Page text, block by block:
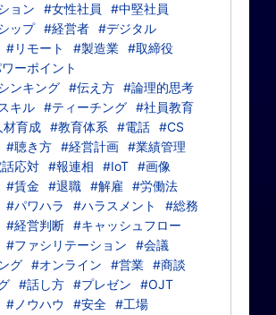
ョン
#女性社員
#中堅社員
ップ #経営者 #デジタル
#リモート #製造業 #取締役
ーポイント
ンキング #伝え方 #論理的思考
キル #ティーチング #社員教育
材育成 #教育体系 #電話 #CS
#聴き方 #経営計画 #業績管理
応対 #報連相 #IoT #画像
#賃金 #退職 #解雇
#労働法
#パワハラ #ハラスメント
#総務
#経営判断 #キャッシュフロー
#ファシリテーション
#会議
グ #オンライン #営業 #商談
#話し方 #プレゼン
#OJT
#ノウハウ #安全 #工場